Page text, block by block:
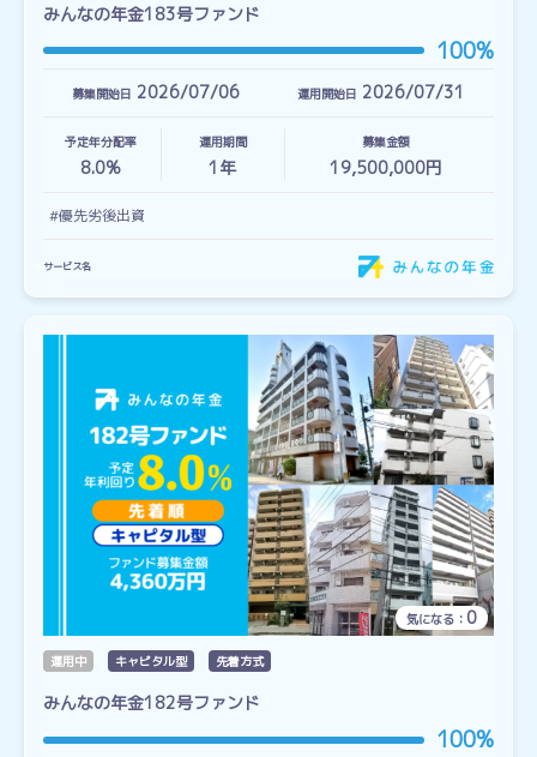
みんなの年金183号ファンド
100%
募集開始日 2026/07/06 運用開始日 2026/07/31
予定年分配率
8.0%
運用期間
1 年
募集金額
19,500,000円
#優先劣後出資
サービス名
気になる： 0
運用中 キャピタル型 先着方式
みんなの年金182号ファンド
100%